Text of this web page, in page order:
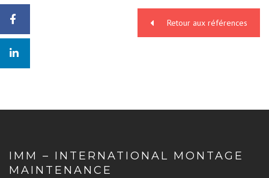
Retour aux références
IMM – INTERNATIONAL MONTAGE
MAINTENANCE